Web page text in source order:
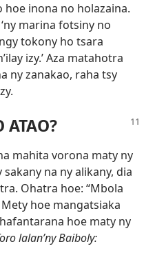
inona no holazaina.
marina fotsiny no
tokony ho tsara
izy.’ Aza matahotra
ny zanakao, raha tsy
mahita vorona maty ny
na ny alikany, dia
Ohatra hoe: “Mbola
hoe mangatsiaka
hoe maty ny
lalan’ny Baiboly: